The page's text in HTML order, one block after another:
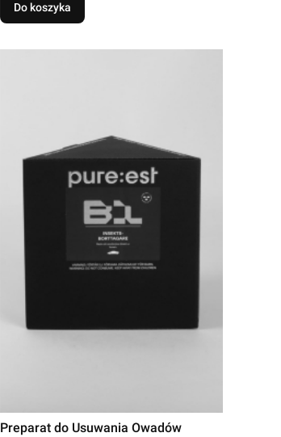
Do koszyka
Preparat do Usuwania Owadów